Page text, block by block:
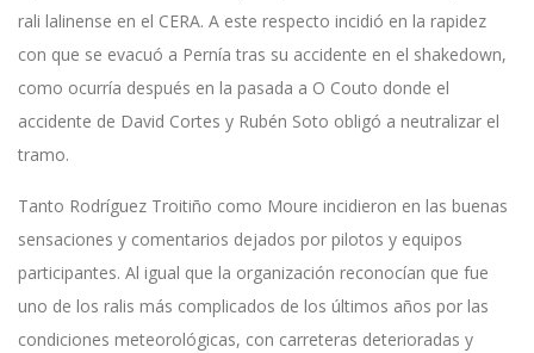
rali lalinense en el CERA. A este respecto incidió en la rapidez
con que se evacuó a Pernía tras su accidente en el shakedown,
como ocurría después en la pasada a O Couto donde el
accidente de David Cortes y Rubén Soto obligó a neutralizar el
tramo.
Tanto Rodríguez Troitiño como Moure incidieron en las buenas
sensaciones y comentarios dejados por pilotos y equipos
participantes. Al igual que la organización reconocían que fue
uno de los ralis más complicados de los últimos años por las
condiciones meteorológicas, con carreteras deterioradas y